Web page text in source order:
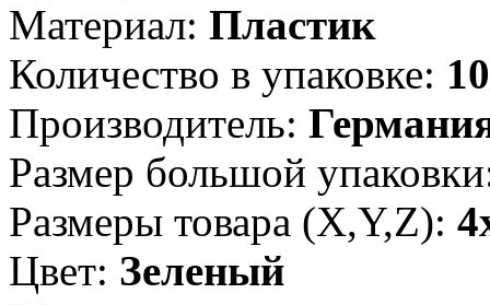
Материал: Пластик
Количество в упаковке: 10
Производитель:
Размер большой
Размеры товара (X,Y,Z):
Цвет: Зеленый